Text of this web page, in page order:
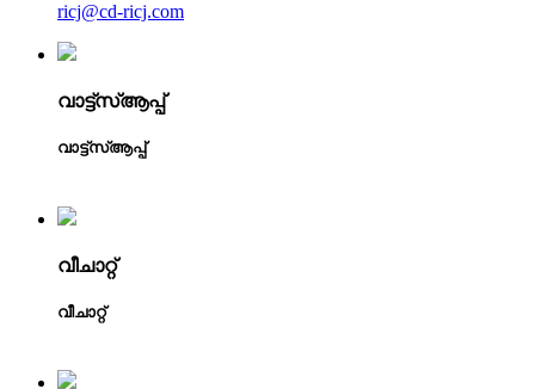
ricj@cd-ricj.com
വാട്ട്‌സ്ആപ്പ്
വാട്ട്‌സ്ആപ്പ്
വീചാറ്റ്
വീചാറ്റ്